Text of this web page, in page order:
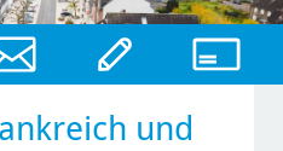
und